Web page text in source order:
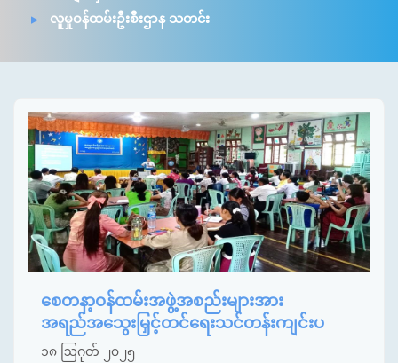
လူမှုဝန်ထမ်းဦးစီးဌာန သတင်း
စေတနာ့ဝန်ထမ်းအဖွဲ့အစည်းများအား
အရည်အသွေးမြှင့်တင်ရေးသင်တန်းကျင်းပ
၁၈ ဩဂုတ် ၂၀၂၅